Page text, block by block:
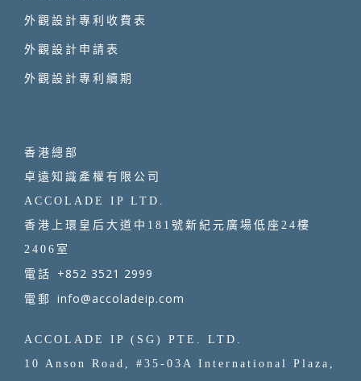
外觀設計專利收費表
外觀設計申請表
外觀設計專利續期
香港總部
卓遠知識產權有限公司
ACCOLADE IP LTD.
香港上環皇后大道中181號新紀元廣場低座24樓
2406室
電話 +852 3521 2999
電郵 info@accoladeip.com
ACCOLADE IP (SG) PTE. LTD.
10 Anson Road, #35-03A International Plaza,